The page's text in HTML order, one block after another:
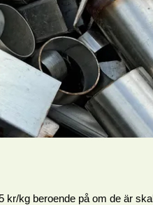
kg beroende på om de är